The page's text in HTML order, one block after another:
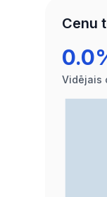
Cenu
Vidējais